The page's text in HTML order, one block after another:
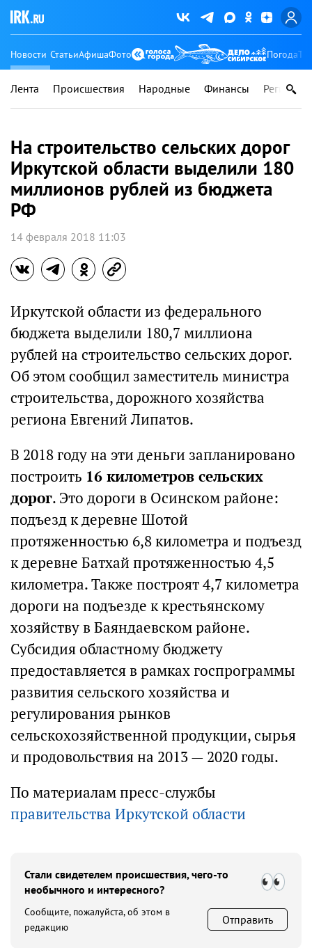
Новости СтатьиАфишаФото Погода
Лента Происшествия Народные Финансы Регионы
На строительство сельских дорог
Иркутской области выделили 180
миллионов рублей из бюджета
РФ
14 февраля 2018 11:03
Иркутской области из федерального
бюджета выделили 180,7 миллиона
рублей на строительство сельских дорог.
Об этом сообщил заместитель министра
строительства, дорожного хозяйства
региона Евгений Липатов.
В 2018 году на эти деньги запланировано
построить 16 километров сельских
дорог. Это дороги в Осинском районе:
подъезд к деревне Шотой
протяженностью 6,8 километра и подъезд
к деревне Батхай протяженностью 4,5
километра. Также построят 4,7 километра
дороги на подъезде к крестьянскому
хозяйству в Баяндаевском районе.
Субсидия областному бюджету
предоставляется в рамках госпрограммы
развития сельского хозяйства и
регулирования рынков
сельскохозяйственной продукции, сырья
и продовольствия на 2013 — 2020 годы.
По материалам пресс-службы
правительства Иркутской области
Стали свидетелем происшествия, чего-то
необычного и интересного?
Сообщите, пожалуйста, об этом в
редакцию
Отправить